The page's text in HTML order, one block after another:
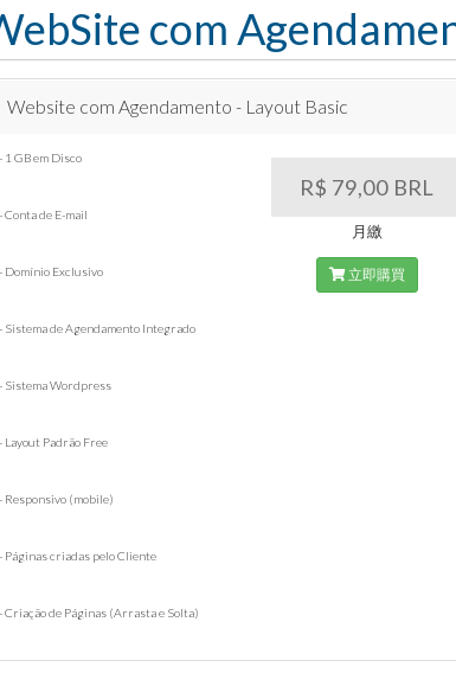
com
Website com Agendamento - Layout Basic
- 1 GB em Disco
- Conta de E-mail
- Domínio Exclusivo
- Sistema de Agendamento Integrado
- Sistema Wordpress
- Layout Padrão Free
- Responsivo (mobile)
- Páginas criadas pelo Cliente
- Criação de Páginas (Arrasta e Solta)
R$ 79,00 BRL
月繳
立即購買